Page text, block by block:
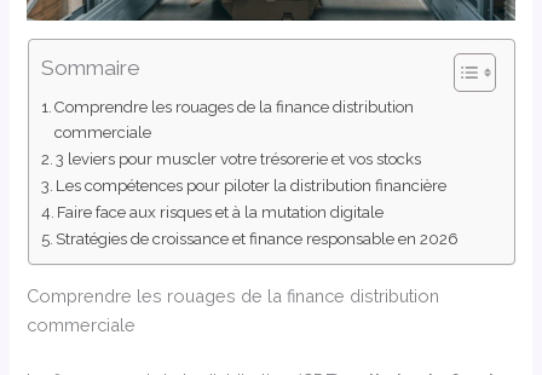
Sommaire
Comprendre les rouages de la finance distribution
commerciale
3 leviers pour muscler votre trésorerie et vos stocks
Les compétences pour piloter la distribution financière
Faire face aux risques et à la mutation digitale
Stratégies de croissance et finance responsable en 2026
Comprendre les rouages de la finance distribution
commerciale